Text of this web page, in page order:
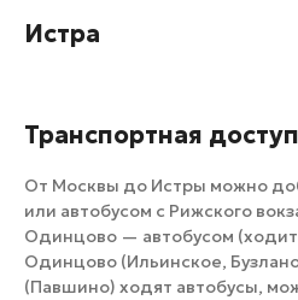
Истра
Транспортная
От Москвы до Истры можно
или автобусом с Рижского
Одинцово — автобусом
Одинцово (Ильинское,
(Павшино) ходят автобусы,